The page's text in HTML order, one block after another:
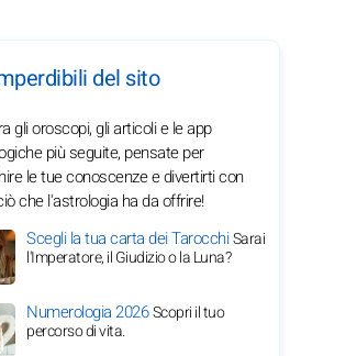
del sito
gli oroscopi, gli articoli e le app
più seguite, pensate per
le tue conoscenze e divertirti con
che l'astrologia ha da offrire!
Scegli la tua carta dei TarocchiSarai
l'Imperatore, il Giudizio o la Luna?
Numerologia 2026Scopri il tuo
percorso di vita.